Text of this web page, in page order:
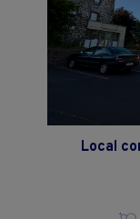
Local